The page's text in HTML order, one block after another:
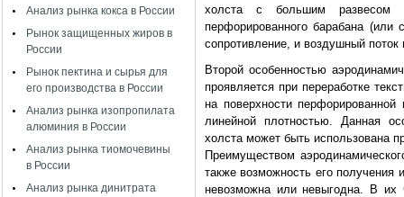
Анализ рынка кокса в России
Рынок защищенных жиров в
России
Рынок пектина и сырья для
его производства в России
Анализ рынка изопропилата
алюминия в России
Анализ рынка тиомочевины
в России
Анализ рынка динитрата
холста с большим развесом
перфорированного барабана (или
сопротивление, и воздушный
Второй особенностью
проявляется при переработке
на поверхности
линейной плотностью. Данная
холста может быть использована
Преимуществом
также возможность его получения
невозможна или невыгодна. В их